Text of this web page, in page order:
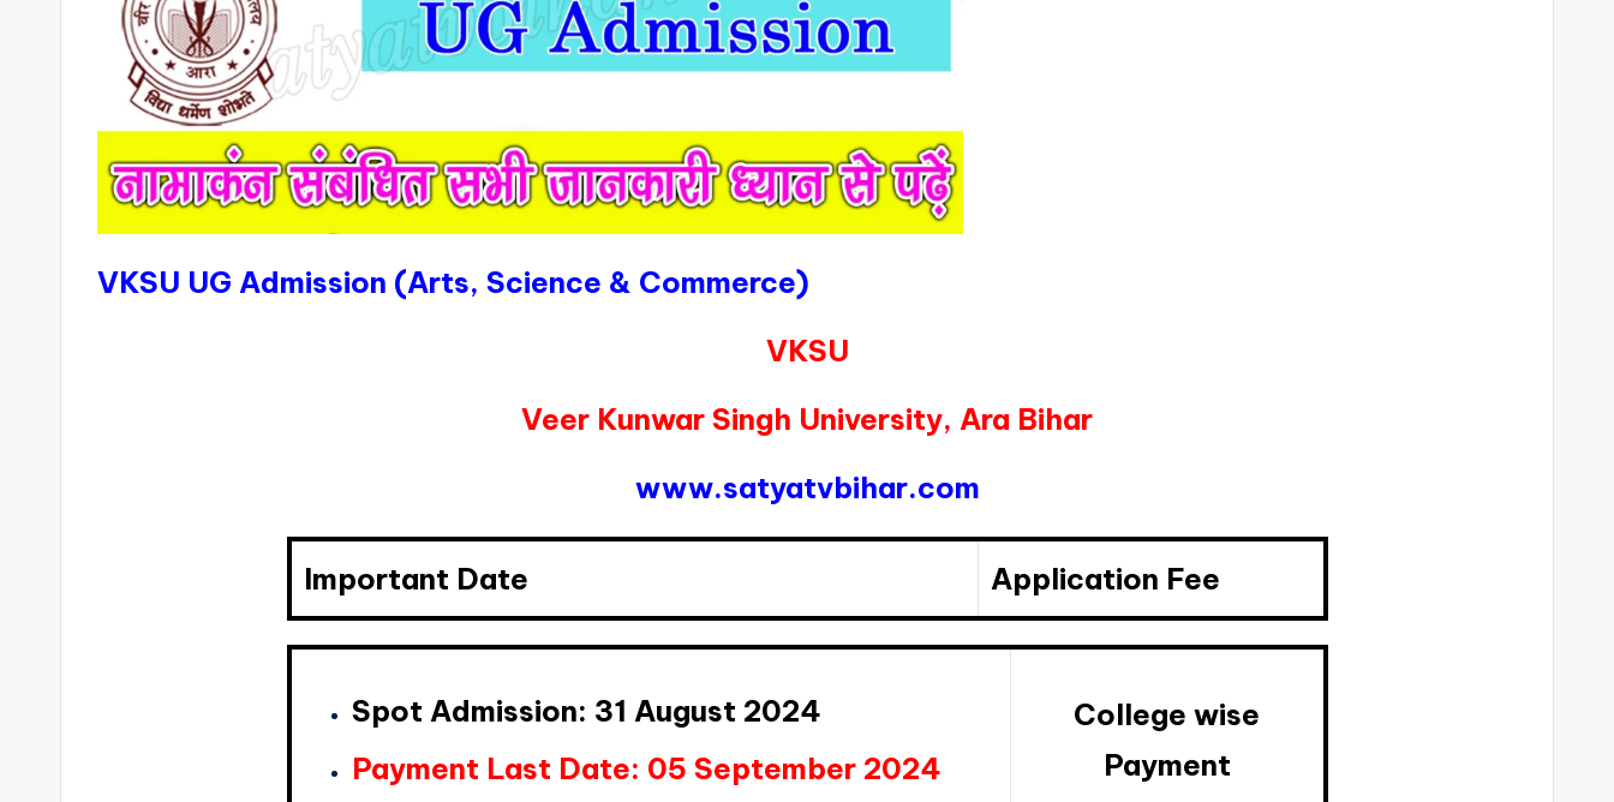
VKSU UG Admission (Arts, Science & Commerce)
VKSU
Veer Kunwar Singh University, Ara Bihar
www.satyatvbihar.com
Important Date Application Fee
Spot Admission: 31 August 2024
Payment Last Date: 05 September 2024
College wise
Payment